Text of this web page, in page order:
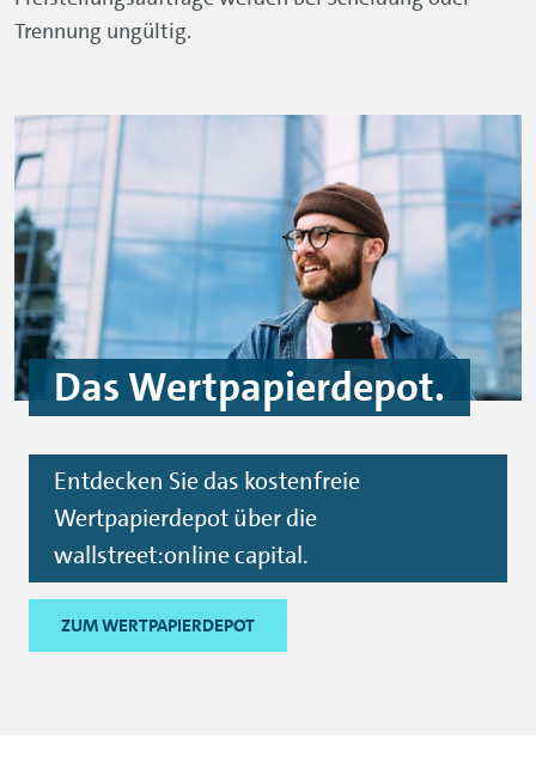
Trennung ungültig.
Das Wertpapierdepot.
Entdecken Sie das kostenfreie
Wertpapierdepot über die
wallstreet:online capital.
ZUM WERTPAPIERDEPOT